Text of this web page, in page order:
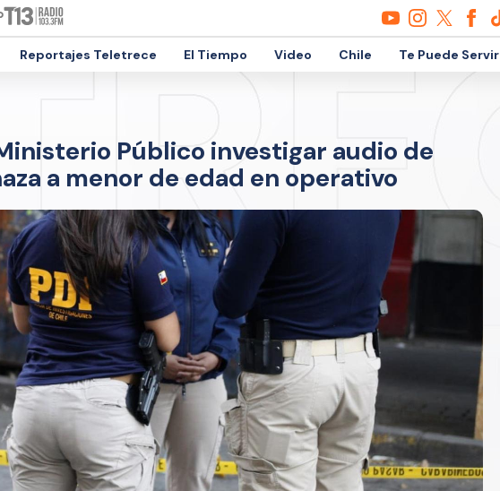
Reportajes Teletrece El Tiempo Video Chile Te Puede Servir
Público investigar audio de
a menor de edad en operativo